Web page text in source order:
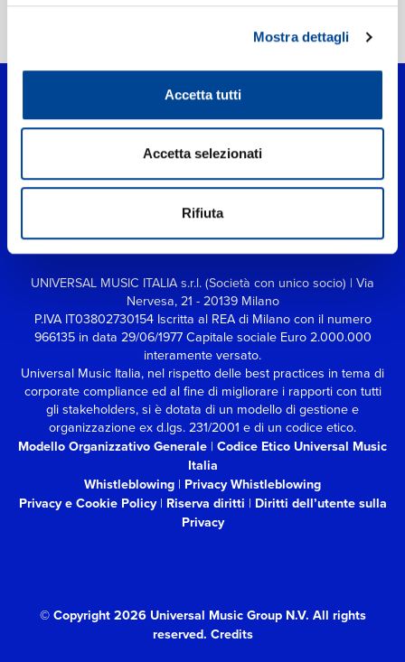
Mostra dettagli
Accetta tutti
Accetta selezionati
Rifiuta
Tasche
UNIVERSAL MUSIC ITALIA s.r.l. (Società con unico socio) | Via
Nervesa, 21 - 20139 Milano
P.IVA IT03802730154 Iscritta al REA di Milano con il numero
966135 in data 29/06/1977Capitale sociale Euro 2.000.000
interamente versato.
Universal Music Italia, nel rispetto delle best practices in tema di
corporate compliance ed al fine di migliorare i rapporti con tutti
gli stakeholders,si è dotata di un modello di gestione e
organizzazione ex d.lgs. 231/2001 e di un codice etico.
Modello Organizzativo Generale | Codice Etico Universal Music
Italia
Whistleblowing | Privacy Whistleblowing
Privacy e Cookie Policy| Riserva diritti | Diritti dell’utente sulla
Privacy
© Copyright 2026 Universal Music Group N.V. All rights
reserved. Credits